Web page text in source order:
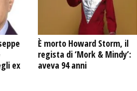
ex
È morto Howard Storm, il
regista di ‘Mork & Mindy’:
aveva 94 anni